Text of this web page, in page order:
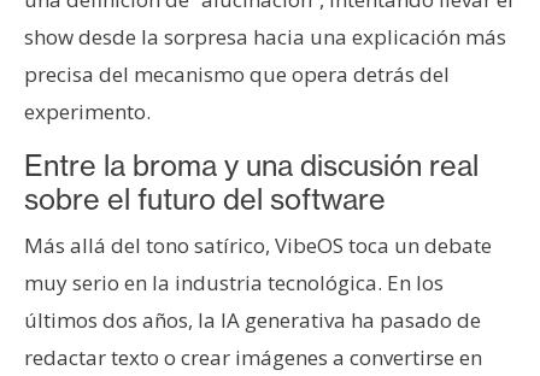
show desde la sorpresa hacia una explicación más
precisa del mecanismo que opera detrás del
experimento.
Entre la broma y una discusión real
sobre el futuro del software
Más allá del tono satírico, VibeOS toca un debate
muy serio en la industria tecnológica. En los
últimos dos años, la IA generativa ha pasado de
redactar texto o crear imágenes a convertirse en